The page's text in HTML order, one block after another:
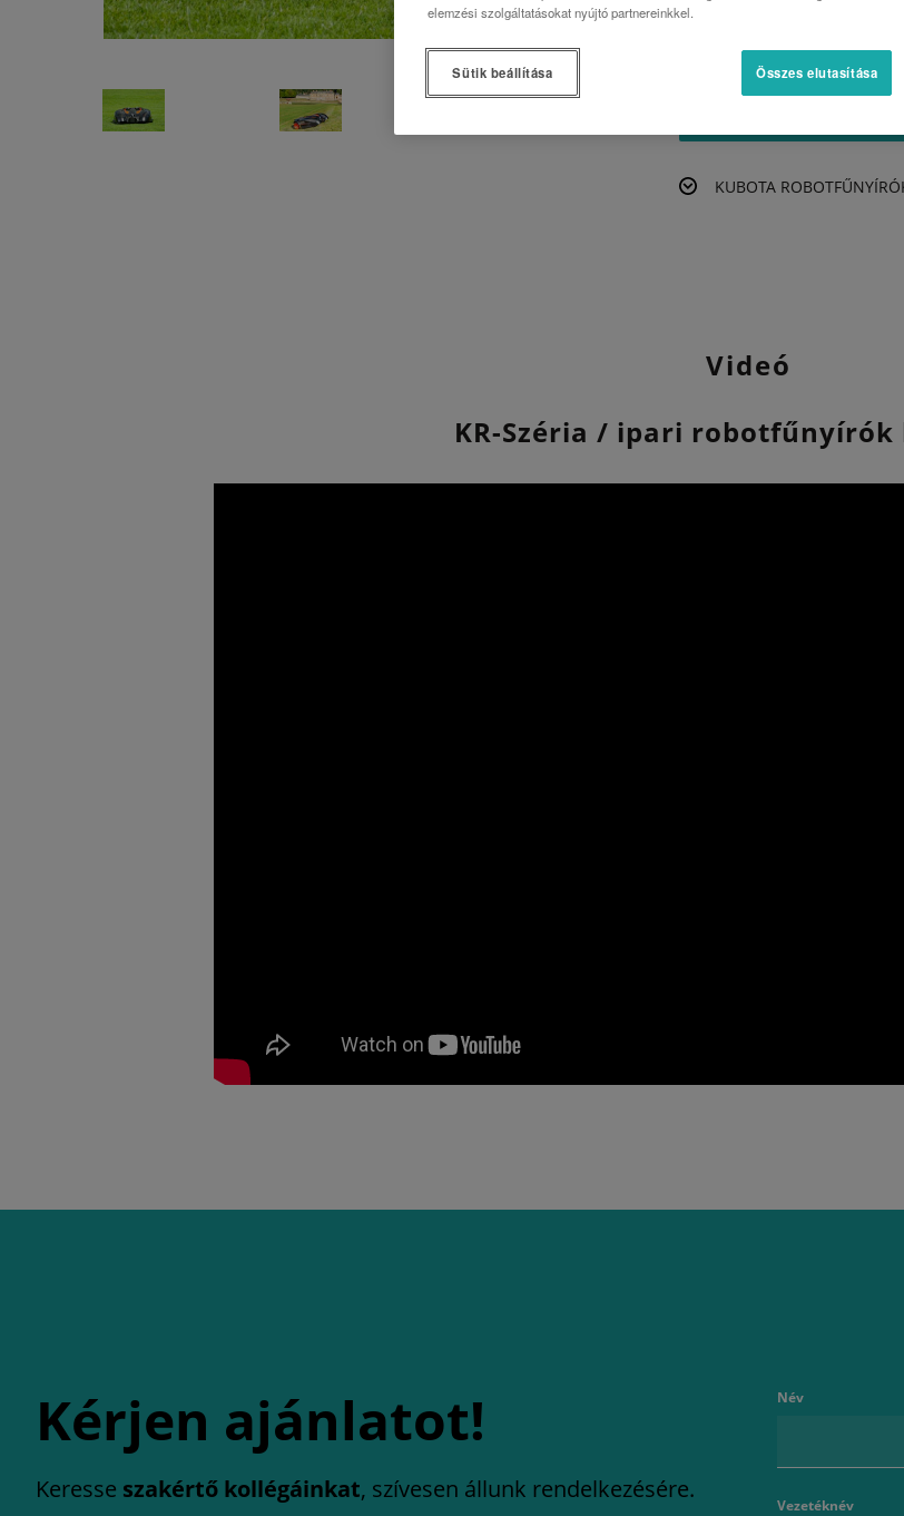
• Bluetooth® kapcsolat
KUBOTA
Videó
KR-Széria / ipari
Kérjen ajánlatot!
Keresse szakértő kollégáinkat, szívesen állunk rendelkezésére.
Név
Vezetéknév
elemzési szolgáltatásokat nyújtó partnereinkkel.
Összes elutasítása
Sütik beállítása